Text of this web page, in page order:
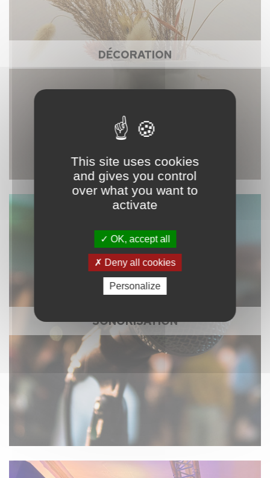
DÉCORATION
SONORISATION
This site uses cookies
and gives you control
over what you want to
activate
OK, accept all
Deny all cookies
Personalize